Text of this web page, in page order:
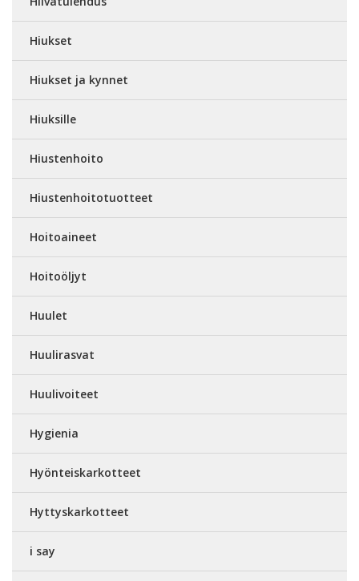
Hiukset
Hiukset ja kynnet
Hiuksille
Hiustenhoito
Hiustenhoitotuotteet
Hoitoaineet
Hoitoöljyt
Huulet
Huulirasvat
Huulivoiteet
Hygienia
Hyönteiskarkotteet
Hyttyskarkotteet
i say